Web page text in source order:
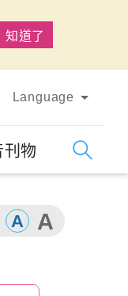
知道了
Language
刊物